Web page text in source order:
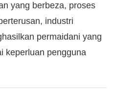
yang berbeza, proses
industri
permaidani yang
keperluan pengguna